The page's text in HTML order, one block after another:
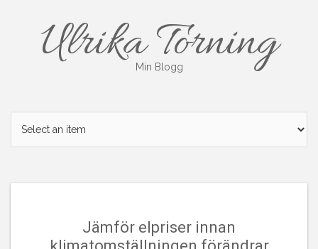
Ulrika Torning
Min Blogg
Jämför elpriser innan